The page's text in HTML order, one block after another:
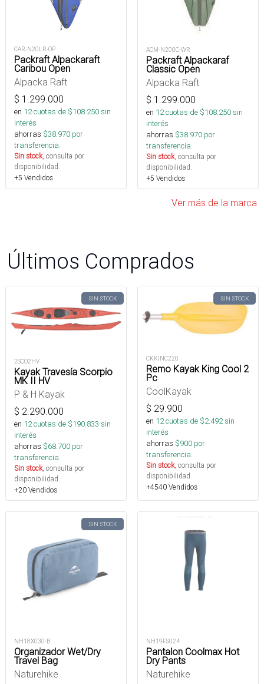
CAR-N20LR-OP
Packraft Alpackaraft
Caribou Open
Alpacka Raft
$ 1.299.000
en 12cuotas de $108.250sin
interés
ahorras $38.970 por
transferencia.
Sin stock, consulta por
disponibilidad.
+5 Vendidos
ACM-N200C-WR
Packraft Alpackaraf
Classic Open
Alpacka Raft
$ 1.299.000
en 12cuotas de $108.250sin
interés
ahorras $38.970 por
transferencia.
Sin stock, consulta por
disponibilidad.
+5 Vendidos
Ver más de la marca
Últimos Comprados
SIN STOCK
2SCO2HV
Kayak Travesía Scorpio
MK II HV
P & H Kayak
$ 2.290.000
en 12cuotas de $190.833 sin
interés
ahorras $68.700 por
transferencia.
Sin stock, consulta por
disponibilidad.
+20 Vendidos
SIN STOCK
CKKINC220
Remo Kayak King Cool 2
Pc
CoolKayak
$ 29.900
en 12cuotas de $2.492sin
interés
ahorras $900 por
transferencia.
Sin stock, consulta por
disponibilidad.
+4540 Vendidos
SIN STOCK
NH18X030-B
Organizador Wet/Dry
Travel Bag
Naturehike
NH19FS024
Pantalon Coolmax Hot
Dry Pants
Naturehike